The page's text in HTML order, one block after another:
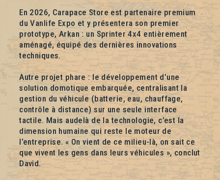
En 2026, Carapace Store est partenaire premium
du Vanlife Expo et y présentera son premier
prototype, Arkan : un Sprinter 4x4 entièrement
aménagé, équipé des dernières innovations
techniques.
Autre projet phare : le développement d’une
solution domotique embarquée, centralisant la
gestion du véhicule (batterie, eau, chauffage,
contrôle à distance) sur une seule interface
tactile. Mais audelà de la technologie, c’est la
dimension humaine qui reste le moteur de
l’entreprise. « On vient de ce milieu-là, on sait ce
que vivent les gens dans leurs véhicules », conclut
David.